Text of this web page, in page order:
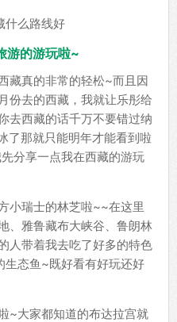
游的游玩啦~
藏真的非常的轻松~而且因
份去的西藏，我就让乐彤给
去西藏的话千万不要错过纳
了那就只能明年才能看到啦
分享一点我在西藏的游玩
小瑞士的林芝啦~~在这里
、雅鲁藏布大峡谷、鲁朗林
人带着我去吃了好多的特色
生态鱼~既好看有好玩还好
~大家都知道的布达拉宫就